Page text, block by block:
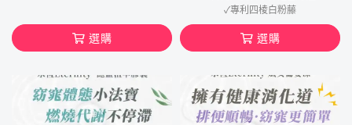
選購
✓專利四棱白粉藤
選購